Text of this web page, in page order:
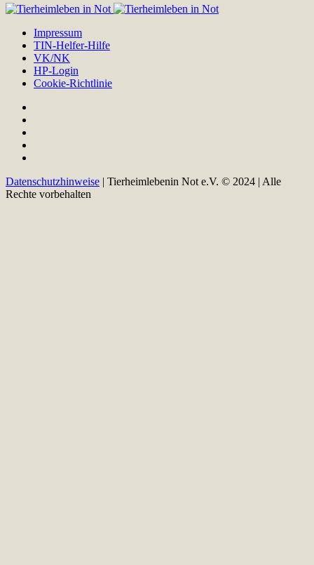
Impressum
TIN-Helfer-Hilfe
VK/NK
HP-Login
Cookie-Richtlinie
Datenschutzhinweise | Tierheimlebenin Not e.V. © 2024 | Alle
Rechte vorbehalten